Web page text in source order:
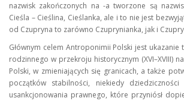
nazwisk zakończonych na -a tworzone są
Cieśla – Cieślina, Cieślanka, ale i to nie jest
od Czupryna to zarówno Czuprynianka, jak i
Głównym celem Antroponimii Polski jest ukazanie
rodzinnego w przekroju historycznym (XVI–XVIII)
Polski, w zmieniających się granicach, a także
początków stabilności, niekiedy
usankcjonowania prawnego, które przyniósł